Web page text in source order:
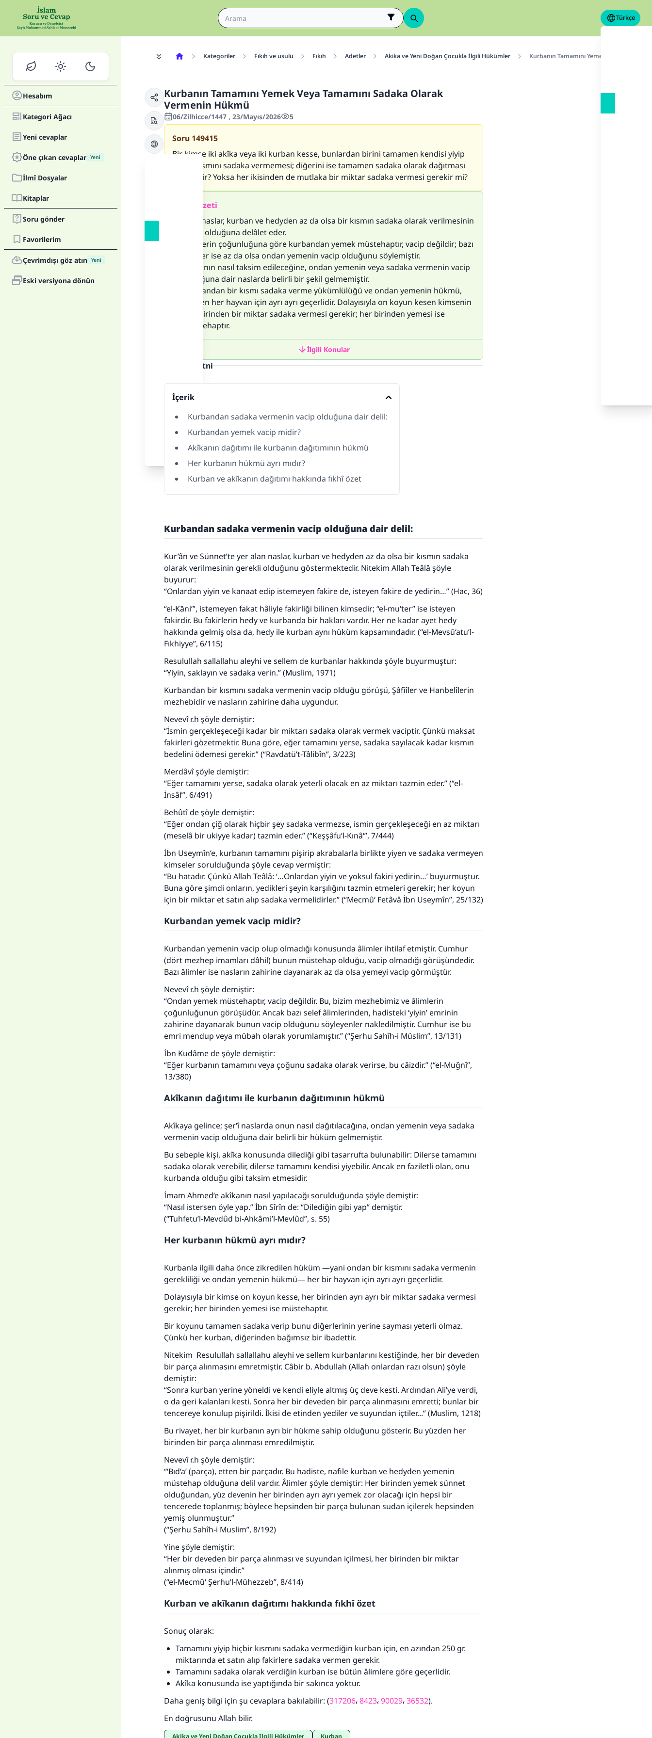
Türkçe
Hesabım
Kategori Ağacı
Yeni cevaplar
Öne çıkan cevaplar Yeni
İlmî Dosyalar
Kitaplar
Soru gönder
Favorilerim
Çevrimdışı göz atın Yeni
Eski versiyona dönün
Kategoriler Fıkıh ve usulü Fıkıh Adetler Akika ve Yeni Doğan Çocukla İlgili Hükümler Kurbanın Tamamını Yemek Veya
Kurbanın Tamamını Yemek Veya Tamamını Sadaka Olarak
Vermenin Hükmü
06/Zilhicce/1447 , 23/Mayıs/2026 5
Soru 149415
Bir kimse iki akîka veya iki kurban kesse, bunlardan birini tamamen kendisi yiyip
hiçbir kısmını sadaka vermemesi; diğerini ise tamamen sadaka olarak dağıtması
câiz midir? Yoksa her ikisinden de mutlaka bir miktar sadaka vermesi gerekir mi?
Cevap özeti
Şer‘î naslar, kurban ve hedyden az da olsa bir kısmın sadaka olarak verilmesinin
vacip olduğuna delâlet eder.
Âlimlerin çoğunluğuna göre kurbandan yemek müstehaptır, vacip değildir; bazı
âlimler ise az da olsa ondan yemenin vacip olduğunu söylemiştir.
Akîkanın nasıl taksim edileceğine, ondan yemenin veya sadaka vermenin vacip
olduğuna dair naslarda belirli bir şekil gelmemiştir.
Kurbandan bir kısmı sadaka verme yükümlülüğü ve ondan yemenin hükmü,
kesilen her hayvan için ayrı ayrı geçerlidir. Dolayısıyla on koyun kesen kimsenin
her birinden bir miktar sadaka vermesi gerekir; her birinden yemesi ise
müstehaptır.
İlgili Konular
Cevap metni
İçerik
Kurbandan sadaka vermenin vacip olduğuna dair delil:
Kurbandan yemek vacip midir?
Akîkanın dağıtımı ile kurbanın dağıtımının hükmü
Her kurbanın hükmü ayrı mıdır?
Kurban ve akîkanın dağıtımı hakkında fıkhî özet
Kurbandan sadaka vermenin vacip olduğuna dair delil:
Kur’ân ve Sünnet’te yer alan naslar, kurban ve hedyden az da olsa bir kısmın sadaka
olarak verilmesinin gerekli olduğunu göstermektedir. Nitekim Allah Teâlâ şöyle
buyurur:
“Onlardan yiyin ve kanaat edip istemeyen fakire de, isteyen fakire de yedirin…” (Hac, 36)
“el-Kāni‘”, istemeyen fakat hâliyle fakirliği bilinen kimsedir; “el-mu‘ter” ise isteyen
fakirdir. Bu fakirlerin hedy ve kurbanda bir hakları vardır. Her ne kadar ayet hedy
hakkında gelmiş olsa da, hedy ile kurban aynı hüküm kapsamındadır. (“el-Mevsû‘atu’l-
Fıkhiyye”, 6/115)
Resulullah sallallahu aleyhi ve sellem de kurbanlar hakkında şöyle buyurmuştur:
“Yiyin, saklayın ve sadaka verin.” (Muslim, 1971)
Kurbandan bir kısmını sadaka vermenin vacip olduğu görüşü, Şâfiîler ve Hanbelîlerin
mezhebidir ve nasların zahirine daha uygundur.
Nevevî r.h şöyle demiştir:
“İsmin gerçekleşeceği kadar bir miktarı sadaka olarak vermek vaciptir. Çünkü maksat
fakirleri gözetmektir. Buna göre, eğer tamamını yerse, sadaka sayılacak kadar kısmın
bedelini ödemesi gerekir.” (“Ravdatü’t-Tâlibîn”, 3/223)
Merdâvî şöyle demiştir:
“Eğer tamamını yerse, sadaka olarak yeterli olacak en az miktarı tazmin eder.” (“el-
İnsâf”, 6/491)
Behûtî de şöyle demiştir:
“Eğer ondan çiğ olarak hiçbir şey sadaka vermezse, ismin gerçekleşeceği en az miktarı
(meselâ bir ukiyye kadar) tazmin eder.” (“Keşşâfu’l-Kınâ‘”, 7/444)
İbn Useymîn’e, kurbanın tamamını pişirip akrabalarla birlikte yiyen ve sadaka vermeyen
kimseler sorulduğunda şöyle cevap vermiştir:
“Bu hatadır. Çünkü Allah Teâlâ: ‘…Onlardan yiyin ve yoksul fakiri yedirin…’ buyurmuştur.
Buna göre şimdi onların, yedikleri şeyin karşılığını tazmin etmeleri gerekir; her koyun
için bir miktar et satın alıp sadaka vermelidirler.” (“Mecmû‘ Fetâvâ İbn Useymîn”, 25/132)
Kurbandan yemek vacip midir?
Kurbandan yemenin vacip olup olmadığı konusunda âlimler ihtilaf etmiştir. Cumhur
(dört mezhep imamları dâhil) bunun müstehap olduğu, vacip olmadığı görüşündedir.
Bazı âlimler ise nasların zahirine dayanarak az da olsa yemeyi vacip görmüştür.
Nevevî r.h şöyle demiştir:
“Ondan yemek müstehaptır, vacip değildir. Bu, bizim mezhebimiz ve âlimlerin
çoğunluğunun görüşüdür. Ancak bazı selef âlimlerinden, hadisteki ‘yiyin’ emrinin
zahirine dayanarak bunun vacip olduğunu söyleyenler nakledilmiştir. Cumhur ise bu
emri mendup veya mübah olarak yorumlamıştır.” (“Şerhu Sahîh-i Müslim”, 13/131)
İbn Kudâme de şöyle demiştir:
“Eğer kurbanın tamamını veya çoğunu sadaka olarak verirse, bu câizdir.” (“el-Muğnî”,
13/380)
Akîkanın dağıtımı ile kurbanın dağıtımının hükmü
Akîkaya gelince; şer‘î naslarda onun nasıl dağıtılacağına, ondan yemenin veya sadaka
vermenin vacip olduğuna dair belirli bir hüküm gelmemiştir.
Bu sebeple kişi, akîka konusunda dilediği gibi tasarrufta bulunabilir: Dilerse tamamını
sadaka olarak verebilir, dilerse tamamını kendisi yiyebilir. Ancak en faziletli olan, onu
kurbanda olduğu gibi taksim etmesidir.
İmam Ahmed’e akîkanın nasıl yapılacağı sorulduğunda şöyle demiştir:
“Nasıl istersen öyle yap.” İbn Sîrîn de: “Dilediğin gibi yap” demiştir.
(“Tuhfetu’l-Mevdûd bi-Ahkâmi’l-Mevlûd”, s. 55)
Her kurbanın hükmü ayrı mıdır?
Kurbanla ilgili daha önce zikredilen hüküm —yani ondan bir kısmını sadaka vermenin
gerekliliği ve ondan yemenin hükmü— her bir hayvan için ayrı ayrı geçerlidir.
Dolayısıyla bir kimse on koyun kesse, her birinden ayrı ayrı bir miktar sadaka vermesi
gerekir; her birinden yemesi ise müstehaptır.
Bir koyunu tamamen sadaka verip bunu diğerlerinin yerine sayması yeterli olmaz.
Çünkü her kurban, diğerinden bağımsız bir ibadettir.
Nitekim Resulullah sallallahu aleyhi ve sellem kurbanlarını kestiğinde, her bir deveden
bir parça alınmasını emretmiştir. Câbir b. Abdullah (Allah onlardan razı olsun) şöyle
demiştir:
“Sonra kurban yerine yöneldi ve kendi eliyle altmış üç deve kesti. Ardından Ali’ye verdi,
o da geri kalanları kesti. Sonra her bir deveden bir parça alınmasını emretti; bunlar bir
tencereye konulup pişirildi. İkisi de etinden yediler ve suyundan içtiler...” (Muslim, 1218)
Bu rivayet, her bir kurbanın ayrı bir hükme sahip olduğunu gösterir. Bu yüzden her
birinden bir parça alınması emredilmiştir.
Nevevî r.h şöyle demiştir:
“‘Bıd‘a’ (parça), etten bir parçadır. Bu hadiste, nafile kurban ve hedyden yemenin
müstehap olduğuna delil vardır. Âlimler şöyle demiştir: Her birinden yemek sünnet
olduğundan, yüz devenin her birinden ayrı ayrı yemek zor olacağı için hepsi bir
tencerede toplanmış; böylece hepsinden bir parça bulunan sudan içilerek hepsinden
yemiş olunmuştur.”
(“Şerhu Sahîh-i Muslim”, 8/192)
Yine şöyle demiştir:
“Her bir deveden bir parça alınması ve suyundan içilmesi, her birinden bir miktar
alınmış olması içindir.”
(“el-Mecmû‘ Şerhu’l-Mühezzeb”, 8/414)
Kurban ve akîkanın dağıtımı hakkında fıkhî özet
Sonuç olarak:
Tamamını yiyip hiçbir kısmını sadaka vermediğin kurban için, en azından 250 gr.
miktarında et satın alıp fakirlere sadaka vermen gerekir.
Tamamını sadaka olarak verdiğin kurban ise bütün âlimlere göre geçerlidir.
Akîka konusunda ise yaptığında bir sakınca yoktur.
Daha geniş bilgi için şu cevaplara bakılabilir: (317206،8423،90029،36532).
En doğrusunu Allah bilir.
Akika ve Yeni Doğan Çocukla İlgili Hükümler Kurban
110845 Nolu Cevap, bir evliliği kurtardı.
Ümmete cevapları ulaştırmak için bizi destekle
Rasulullah ﷺ şöyle dedi:
(MUSLIM 1893)
Şimdi katkı yapın!